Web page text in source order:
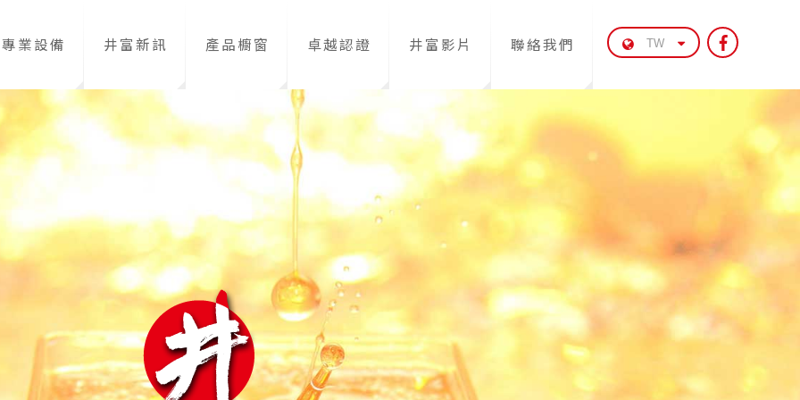
專業設備 井富新訊 產品櫥窗 卓越認證 井富影片 聯絡我們